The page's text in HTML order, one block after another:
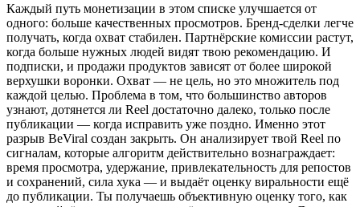
Каждый путь монетизации в этом списке улучшается от
одного: больше качественных просмотров. Бренд-сделки легче
получать, когда охват стабилен. Партнёрские комиссии растут,
когда больше нужных людей видят твою рекомендацию. И
подписки, и продажи продуктов зависят от более широкой
верхушки воронки. Охват — не цель, но это множитель под
каждой целью. Проблема в том, что большинство авторов
узнают, дотянется ли Reel достаточно далеко, только после
публикации — когда исправить уже поздно. Именно этот
разрыв BeViral создан закрыть. Он анализирует твой Reel по
сигналам, которые алгоритм действительно вознаграждает:
время просмотра, удержание, привлекательность для репостов
и сохранений, сила хука — и выдаёт оценку виральности ещё
до публикации. Ты получаешь объективную оценку того, как